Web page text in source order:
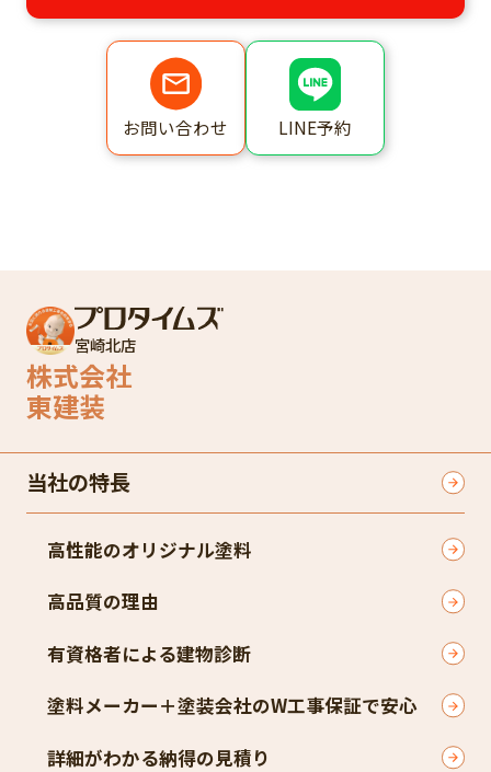
お問い合わせ LINE予約
宮崎北店
株式会社
東建装
当社の特長
高性能のオリジナル塗料
高品質の理由
有資格者による建物診断
塗料メーカー＋塗装会社のW工事保証で安心
詳細がわかる納得の見積り